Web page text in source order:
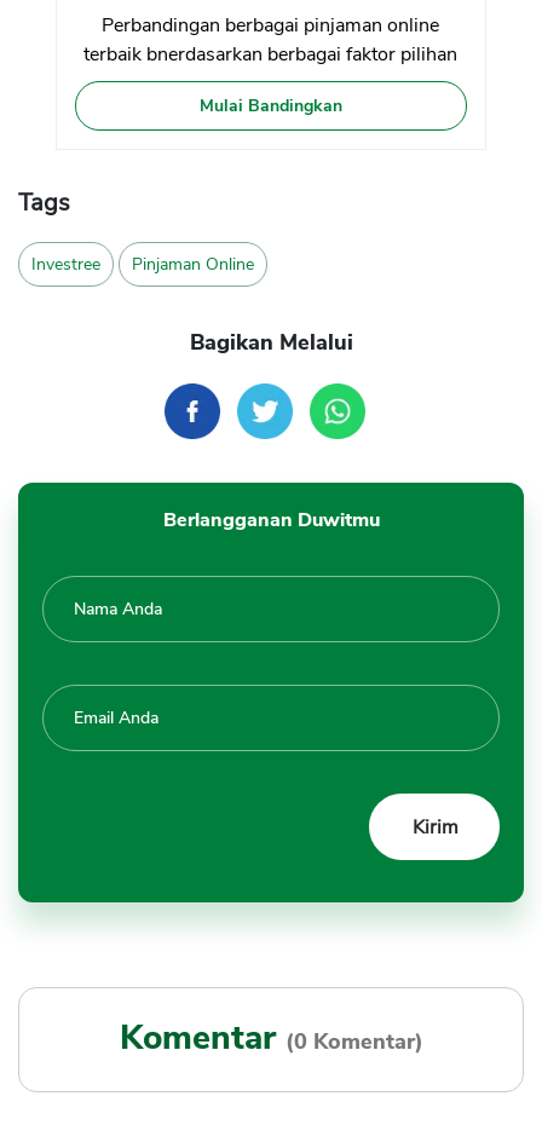
Perbandingan berbagai pinjaman online
terbaik bnerdasarkan berbagai faktor pilihan
Mulai Bandingkan
Tags
Investree Pinjaman Online
Bagikan Melalui
Berlangganan Duwitmu
Komentar (0 Komentar)